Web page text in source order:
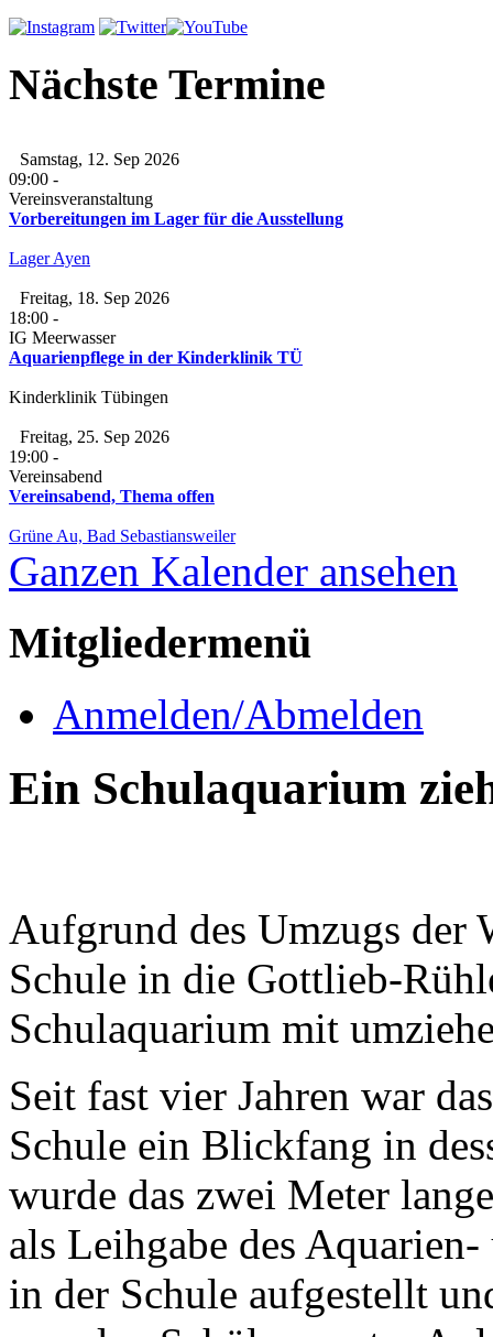
Nächste Termine
Samstag, 12. Sep 2026
09:00 -
Vereinsveranstaltung
Vorbereitungen im Lager für die Ausstellung
Lager Ayen
Freitag, 18. Sep 2026
18:00 -
IG Meerwasser
Aquarienpflege in der Kinderklinik TÜ
Kinderklinik Tübingen
Freitag, 25. Sep 2026
19:00 -
Vereinsabend
Vereinsabend, Thema offen
Grüne Au, Bad Sebastiansweiler
Ganzen Kalender ansehen
Mitgliedermenü
Anmelden/Abmelden
Ein Schulaquarium
Aufgrund des Umzugs der
Schule in die Gottlieb-
Schulaquarium mit
Seit fast vier Jahren war
Schule ein Blickfang in
wurde das zwei Meter
als Leihgabe des
in der Schule aufgestellt